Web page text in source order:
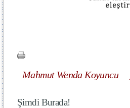
Mahmut Wenda Koyuncu
Şimdi Burada!